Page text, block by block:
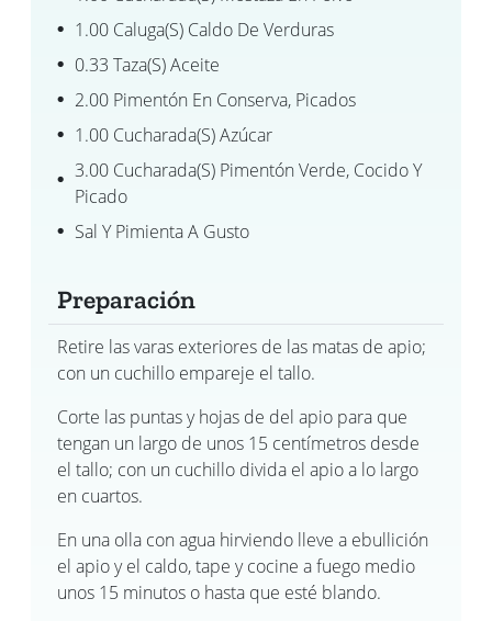
1.00 Caluga(s) Caldo De Verduras
0.33 Taza(s) Aceite
2.00 Pimentón En Conserva, Picados
1.00 Cucharada(s) Azúcar
3.00 Cucharada(s) Pimentón Verde, Cocido Y
Picado
Sal Y Pimienta A Gusto
Preparación
Retire las varas exteriores de las matas de apio;
con un cuchillo empareje el tallo.
Corte las puntas y hojas de del apio para que
tengan un largo de unos 15 centímetros desde
el tallo; con un cuchillo divida el apio a lo largo
en cuartos.
En una olla con agua hirviendo lleve a ebullición
el apio y el caldo, tape y cocine a fuego medio
unos 15 minutos o hasta que esté blando.